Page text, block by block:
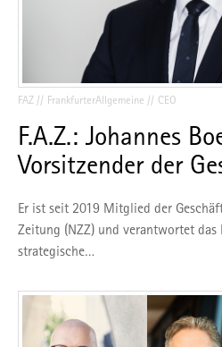
FAZ FrankfurterAllgemeine CEO
F.A.Z.: Johannes
Vorsitzender der
Er ist seit 2019 Mitglied der
Zeitung (NZZ) und verantwortet das
strategische…